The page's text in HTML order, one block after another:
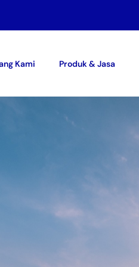
Kami Produk & Jasa